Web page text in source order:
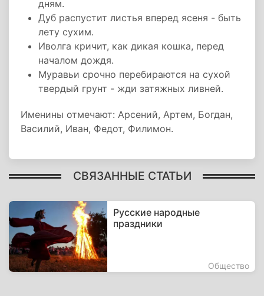
дням.
Дуб распустит листья вперед ясеня - быть
лету сухим.
Иволга кричит, как дикая кошка, перед
началом дождя.
Муравьи срочно перебираются на сухой
твердый грунт - жди затяжных ливней.
Именины отмечают: Арсений, Артем, Богдан,
Василий, Иван, Федот, Филимон.
СВЯЗАННЫЕ СТАТЬИ
Русские народные
праздники
Общество